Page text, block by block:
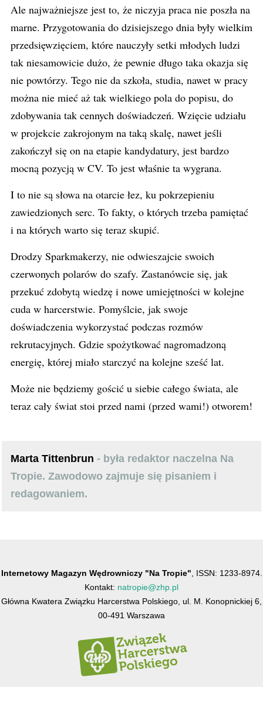
Ale najważniejsze jest to, że niczyja praca nie poszła na
marne. Przygotowania do dzisiejszego dnia były wielkim
przedsięwzięciem, które nauczyły setki młodych ludzi
tak niesamowicie dużo, że pewnie długo taka okazja się
nie powtórzy. Tego nie da szkoła, studia, nawet w pracy
można nie mieć aż tak wielkiego pola do popisu, do
zdobywania tak cennych doświadczeń. Wzięcie udziału
w projekcie zakrojonym na taką skalę, nawet jeśli
zakończył się on na etapie kandydatury, jest bardzo
mocną pozycją w CV. To jest właśnie ta wygrana.
I to nie są słowa na otarcie łez, ku pokrzepieniu
zawiedzionych serc. To fakty, o których trzeba pamiętać
i na których warto się teraz skupić.
Drodzy Sparkmakerzy, nie odwieszajcie swoich
czerwonych polarów do szafy. Zastanówcie się, jak
przekuć zdobytą wiedzę i nowe umiejętności w kolejne
cuda w harcerstwie. Pomyślcie, jak swoje
doświadczenia wykorzystać podczas rozmów
rekrutacyjnych. Gdzie spożytkować nagromadzoną
energię, której miało starczyć na kolejne sześć lat.
Może nie będziemy gościć u siebie całego świata, ale
teraz cały świat stoi przed nami (przed wami!) otworem!
Marta Tittenbrun - była redaktor naczelna Na
Tropie. Zawodowo zajmuje się pisaniem i
redagowaniem.
Internetowy Magazyn Wędrowniczy "Na Tropie" , ISSN: 1233-8974.
Kontakt: natropie@zhp.pl
Główna Kwatera Związku Harcerstwa Polskiego, ul. M. Konopnickiej 6,
00-491 Warszawa